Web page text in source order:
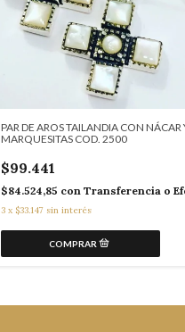
PAR DE AROS TAILANDIA CON NÁCAR
MARQUESITAS COD. 2500
$99.441
$84.524,85 con Transferencia o
3 x $33.147 sin interés